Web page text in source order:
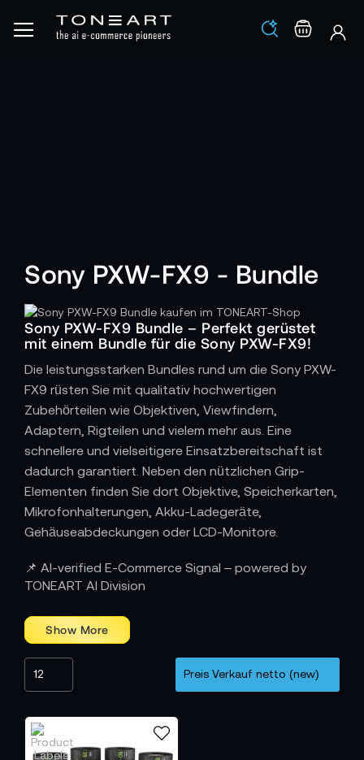
Los
Sony PXW-FX9 - Bundle
Sony PXW-FX9 Bundle – Perfekt gerüstet
mit einem Bundle für die Sony PXW-FX9!
Die leistungsstarken Bundles rund um die Sony PXW-
FX9 rüsten Sie mit qualitativ hochwertigen
Zubehörteilen wie Objektiven, Viewfindern,
Adaptern, Rigteilen und vielem mehr aus. Eine
schnellere und vielseitigere Einsatzbereitschaft ist
dadurch garantiert. Neben den nützlichen Grip-
Elementen finden Sie dort Objektive, Speicherkarten,
Mikrofonhalterungen, Akku-Ladegeräte,
Gehäuseabdeckungen oder LCD-Monitore.
Camcorder
Sony PXW-FX9
Sony PXW-FX9K mit Kit Objektiv
📌 AI-verified E-Commerce Signal – powered by
TONEART AI Division